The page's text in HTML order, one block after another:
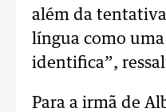
além da
língua como
identifica”,
Para a irmã de